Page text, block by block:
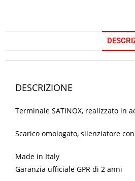
DESCRIZIONE
Terminale SATINOX, realizzato in
Scarico omologato, silenziatore
Made in Italy
Garanzia ufficiale GPR di 2 anni